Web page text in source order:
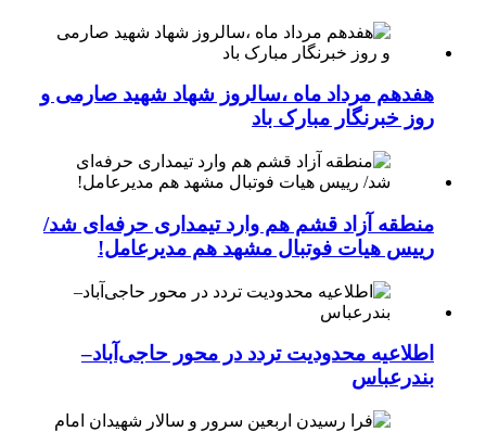
هفدهم مرداد ماه ،سالروز شهاد شهید صارمی و
روز خبرنگار مبارک باد
منطقه آزاد قشم هم وارد تیمداری حرفه‌ای شد/
رییس هیات فوتبال مشهد هم مدیرعامل!
اطلاعیه محدودیت تردد در محور حاجی‌آباد–
بندرعباس